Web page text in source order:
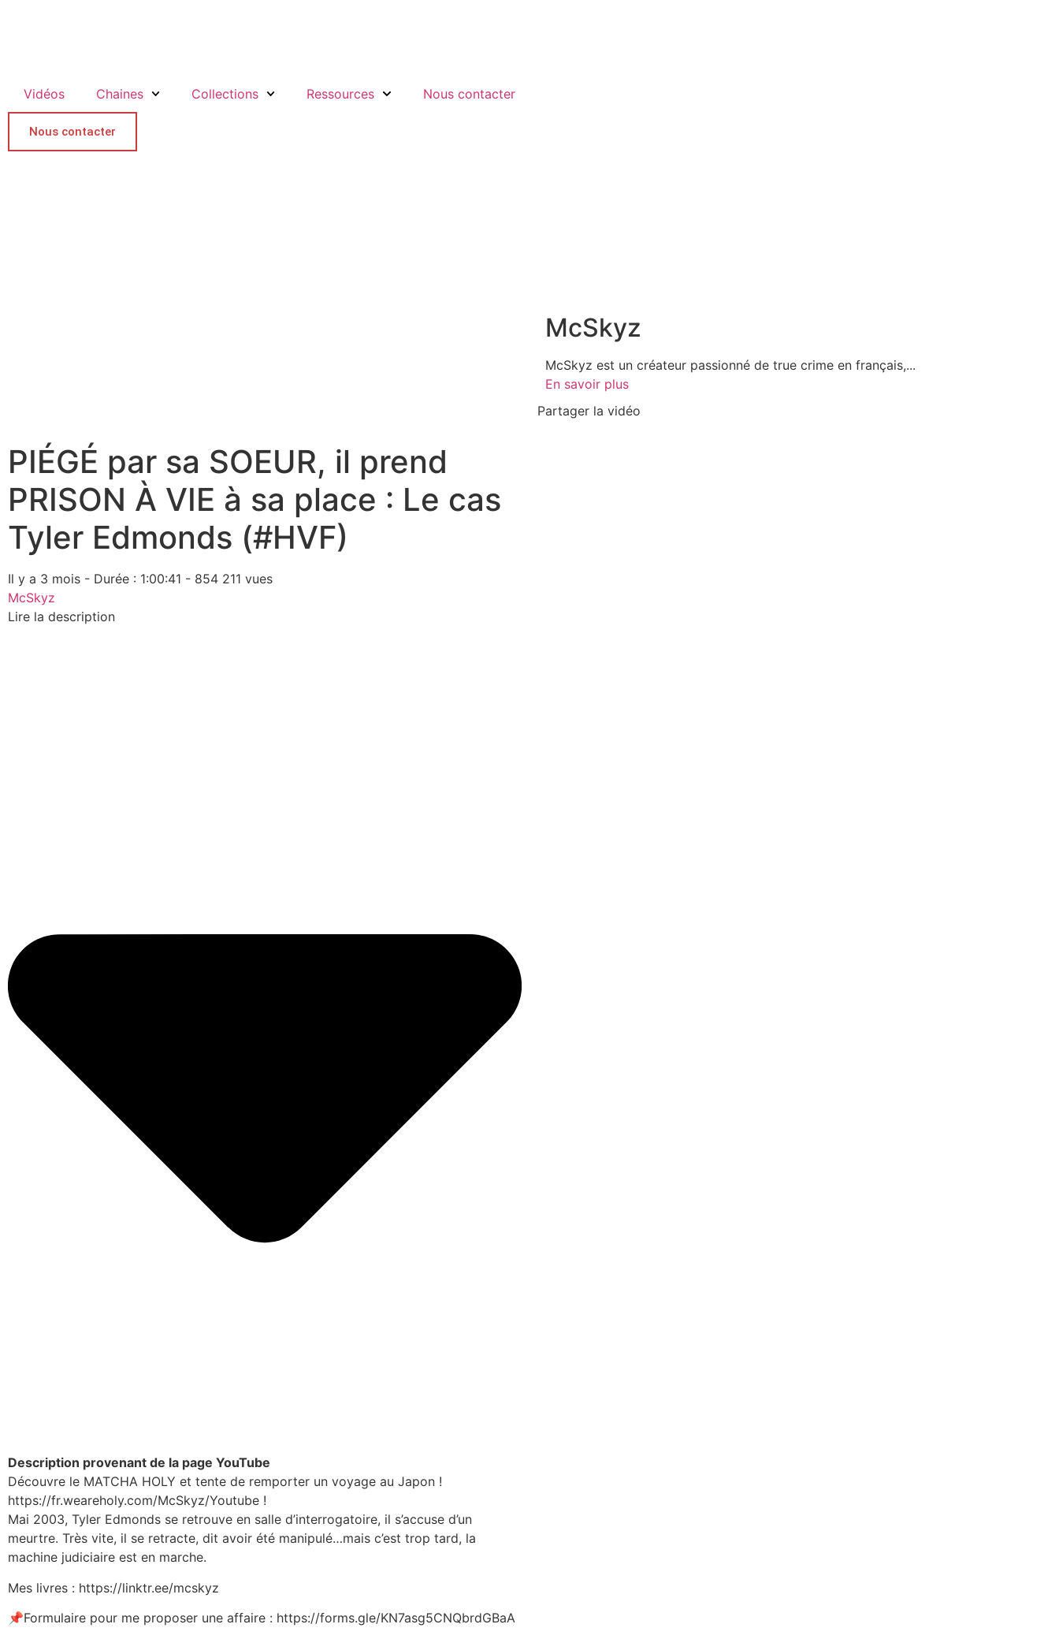
Vidéos Chaines Collections Ressources Nous contacter
Nous contacter
PIÉGÉ par sa SOEUR, il prend
PRISON À VIE à sa place : Le cas
Tyler Edmonds (#HVF)
Il y a 3 mois - Durée : 1:00:41 - 854 211 vues
McSkyz
Lire la description
Description provenant de la page YouTube
Découvre le MATCHA HOLY et tente de remporter un voyage au Japon !
https://fr.weareholy.com/McSkyz/Youtube !
Mai 2003, Tyler Edmonds se retrouve en salle d’interrogatoire, il s’accuse d’un
meurtre. Très vite, il se retracte, dit avoir été manipulé…mais c’est trop tard, la
machine judiciaire est en marche.
Mes livres : https://linktr.ee/mcskyz
📌Formulaire pour me proposer une affaire : https://forms.gle/KN7asg5CNQbrdGBaA
McSkyz
McSkyz est un créateur passionné de true crime en français,...
En savoir plus
Partager la vidéo